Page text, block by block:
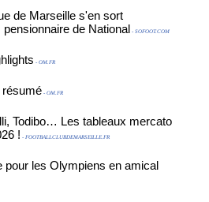
de Marseille s'en sort
de National - SOFOOT.COM
- OM.FR
- OM.FR
Todibo… Les tableaux mercato
! - FOOTBALLCLUBDEMARSEILLE.FR
pour les Olympiens en amical